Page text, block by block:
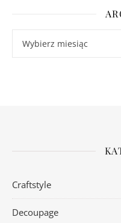
Craftstyle
Decoupage